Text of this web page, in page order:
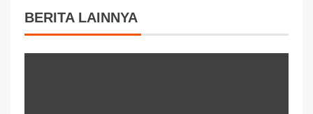
BERITA LAINNYA